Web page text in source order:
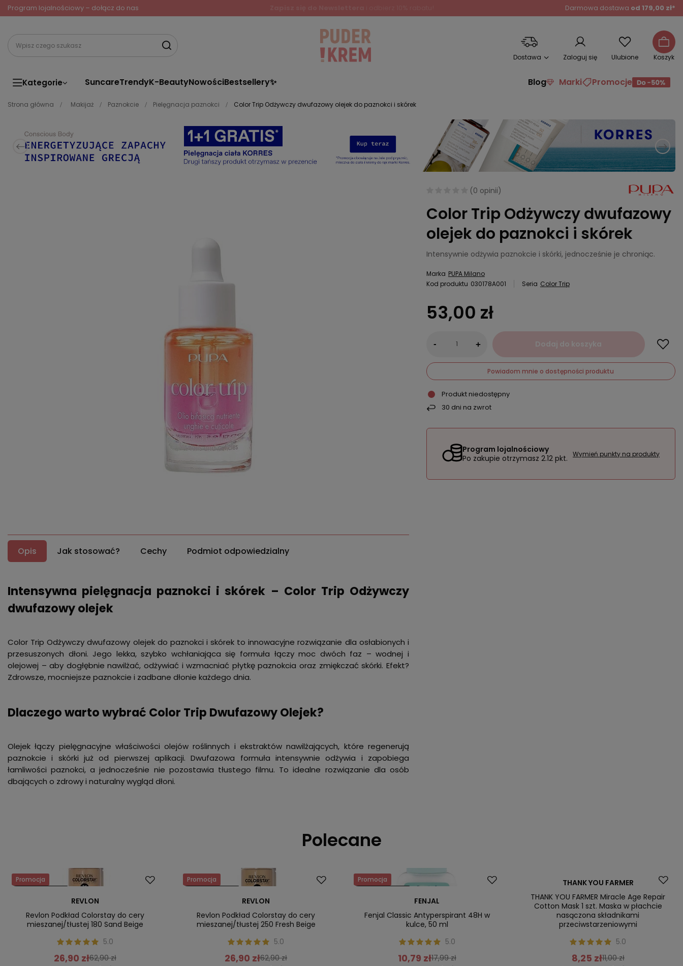
Program lojalnościowy – dołącz do nas Darmowa dostawa od 179,00 zł*
Dostawa Zaloguj się Ulubione Koszyk
Kategorie SuncareTrendyK-BeautyNowościBestsellery✨ Blog Marki Promocje
Strona główna Makijaż Paznokcie Pielęgnacja paznokci Color Trip Odżywczy dwufazowy olejek do paznokci i skórek
Opis Jak stosować? Cechy Podmiot odpowiedzialny
Intensywna pielęgnacja paznokci i skórek – Color Trip Odżywczy
dwufazowy olejek
Color Trip Odżywczy dwufazowy olejek do paznokci i skórek to innowacyjne rozwiązanie dla osłabionych i
przesuszonych dłoni. Jego lekka, szybko wchłaniająca się formuła łączy moc dwóch faz – wodnej i
olejowej – aby dogłębnie nawilżać, odżywiać i wzmacniać płytkę paznokcia oraz zmiękczać skórki. Efekt?
Zdrowsze, mocniejsze paznokcie i zadbane dłonie każdego dnia.
Dlaczego warto wybrać Color Trip Dwufazowy Olejek?
Olejek łączy pielęgnacyjne właściwości olejów roślinnych i ekstraktów nawilżających, które regenerują
paznokcie i skórki już od pierwszej aplikacji. Dwufazowa formuła intensywnie odżywia i zapobiega
łamliwości paznokci, a jednocześnie nie pozostawia tłustego filmu. To idealne rozwiązanie dla osób
dbających o zdrowy i naturalny wygląd dłoni.
(0 opinii)
Color Trip Odżywczy dwufazowy
olejek do paznokci i skórek
Intensywnie odżywia paznokcie i skórki, jednocześnie je chroniąc.
Marka PUPA Milano
Kod produktu 030178A001 Seria Color Trip
53,00 zł
- + Dodaj do koszyka
Powiadom mnie o dostępności produktu
Produkt niedostępny
30 dni na zwrot
Program lojalnościowy
Po zakupie otrzymasz 2.12 pkt. Wymień punkty na produkty
Polecane
Promocja
REVLON
Revlon Podkład Colorstay do cery
mieszanej/tłustej 180 Sand Beige
5.0
26,90 zł62,90 zł
Promocja
REVLON
Revlon Podkład Colorstay do cery
mieszanej/tłustej 250 Fresh Beige
5.0
26,90 zł62,90 zł
Promocja
FENJAL
Fenjal Classic Antyperspirant 48H w
kulce, 50 ml
5.0
10,79 zł17,99 zł
THANK YOU FARMER
THANK YOU FARMER Miracle Age Repair
Cotton Mask 1 szt. Maska w płachcie
nasączona składnikami
przeciwstarzeniowymi
5.0
8,25 zł11,00 zł